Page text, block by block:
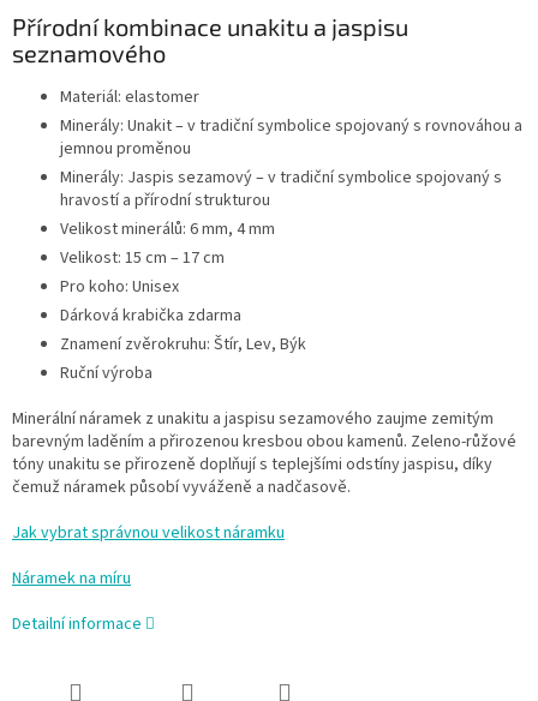
Přírodní kombinace unakitu a jaspisu
seznamového
Materiál: elastomer
Minerály: Unakit – v tradiční symbolice spojovaný s rovnováhou a
jemnou proměnou
Minerály: Jaspis sezamový – v tradiční symbolice spojovaný s
hravostí a přírodní strukturou
Velikost minerálů: 6 mm, 4 mm
Velikost: 15 cm – 17 cm
Pro koho: Unisex
Dárková krabička zdarma
Znamení zvěrokruhu: Štír, Lev, Býk
Ruční výroba
Minerální náramek z unakitu a jaspisu sezamového zaujme zemitým
barevným laděním a přirozenou kresbou obou kamenů. Zeleno-růžové
tóny unakitu se přirozeně doplňují s teplejšími odstíny jaspisu, díky
čemuž náramek působí vyváženě a nadčasově.
Jak vybrat správnou velikost náramku
Náramek na míru
Detailní informace